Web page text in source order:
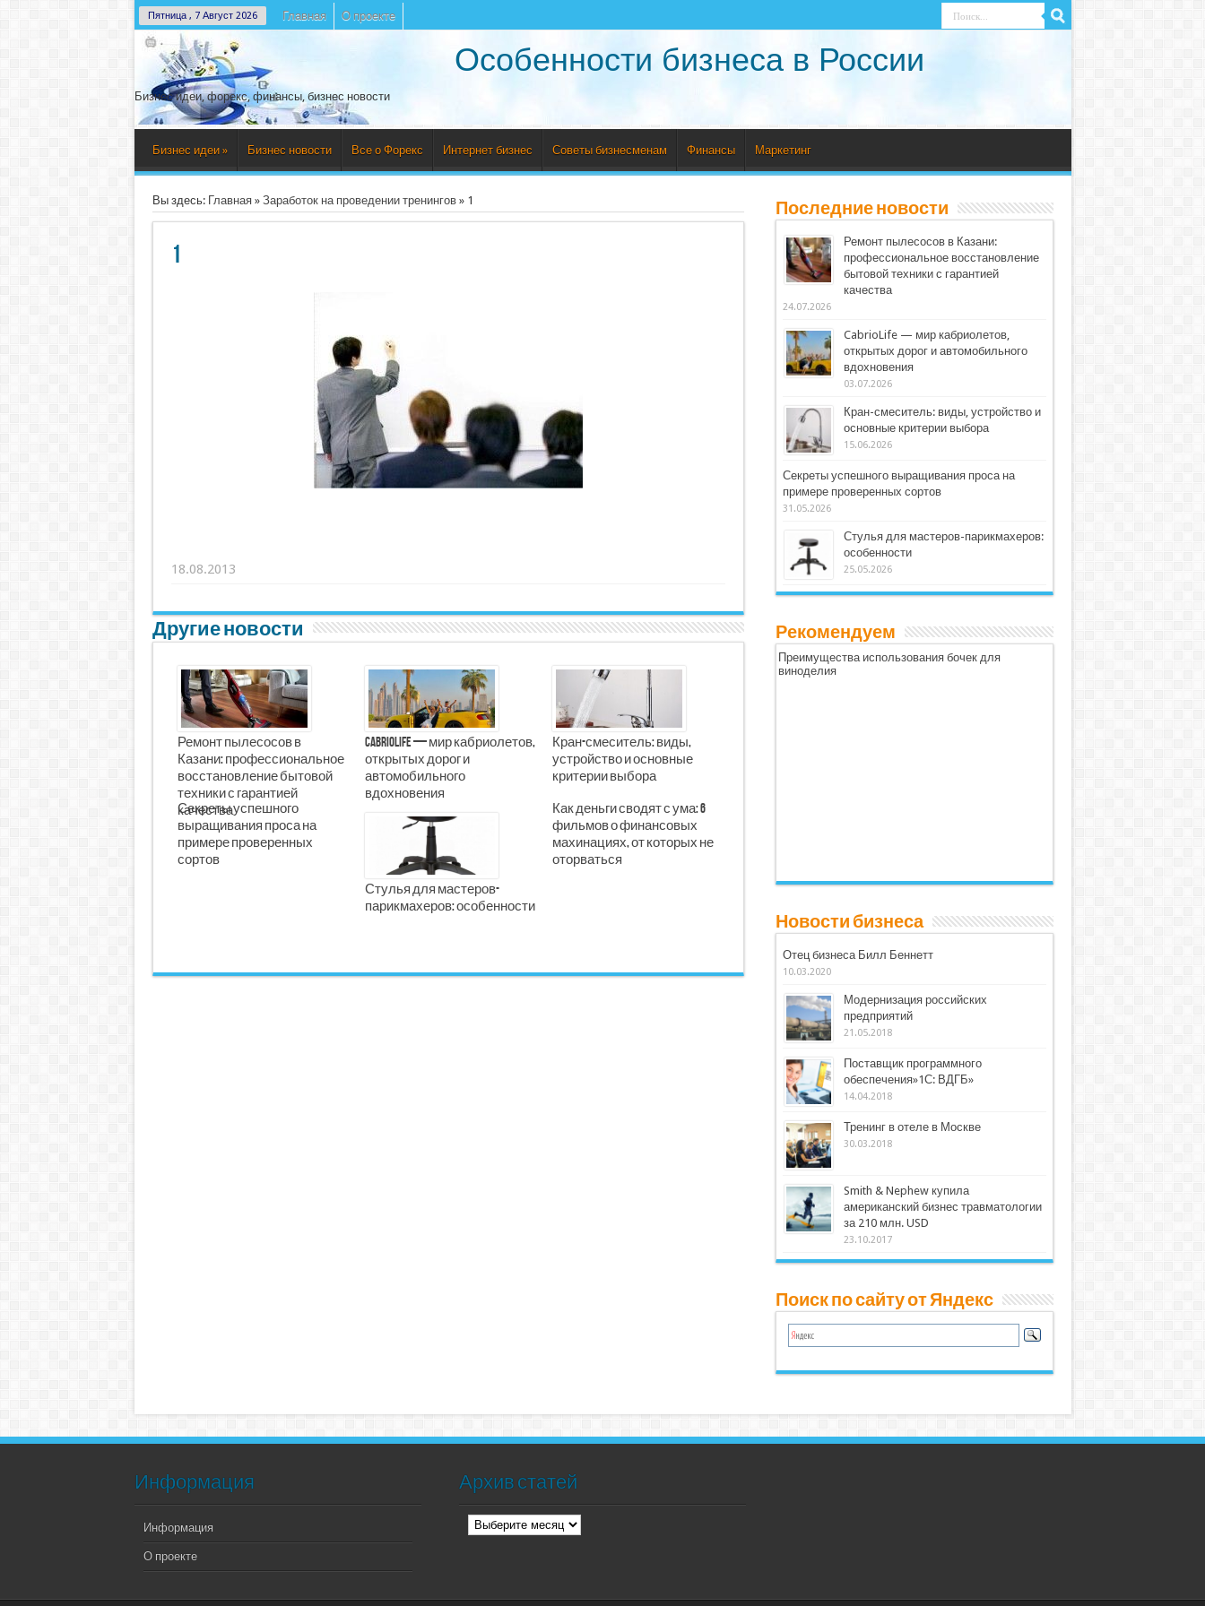
Пятница , 7 Август 2026 Главная О проекте
Особенности бизнеса в России
Бизнес идеи, форекс, финансы, бизнес новости
Бизнес идеи » Бизнес новости Все о Форекс Интернет бизнес Советы бизнесменам Финансы Маркетинг
Вы здесь: Главная» Заработок на проведении тренингов» 1
1
18.08.2013
Другие новости
Ремонт пылесосов в
Казани: профессиональное
восстановление бытовой
техники с гарантией
качества
CabrioLife — мир кабриолетов,
открытых дорог и
автомобильного
вдохновения
Кран-смеситель: виды,
устройство и основные
критерии выбора
Секреты успешного
выращивания проса на
примере проверенных
сортов
Стулья для мастеров-
парикмахеров: особенности
Как деньги сводят с ума: 6
фильмов о финансовых
махинациях, от которых не
оторваться
Последние новости
Ремонт пылесосов в Казани:
профессиональное восстановление
бытовой техники с гарантией
качества
24.07.2026
CabrioLife — мир кабриолетов,
открытых дорог и автомобильного
вдохновения
03.07.2026
Кран-смеситель: виды, устройство и
основные критерии выбора
15.06.2026
Секреты успешного выращивания проса на
примере проверенных сортов
31.05.2026
Стулья для мастеров-парикмахеров:
особенности
25.05.2026
Рекомендуем
Преимущества использования бочек для
виноделия
Новости бизнеса
Отец бизнеса Билл Беннетт
10.03.2020
Модернизация российских
предприятий
21.05.2018
Поставщик программного
обеспечения»1С: ВДГБ»
14.04.2018
Тренинг в отеле в Москве
30.03.2018
Smith & Nephew купила
американский бизнес травматологии
за 210 млн. USD
23.10.2017
Поиск по сайту от Яндекс
Информация
Информация
О проекте
Архив статей
Архив
статей